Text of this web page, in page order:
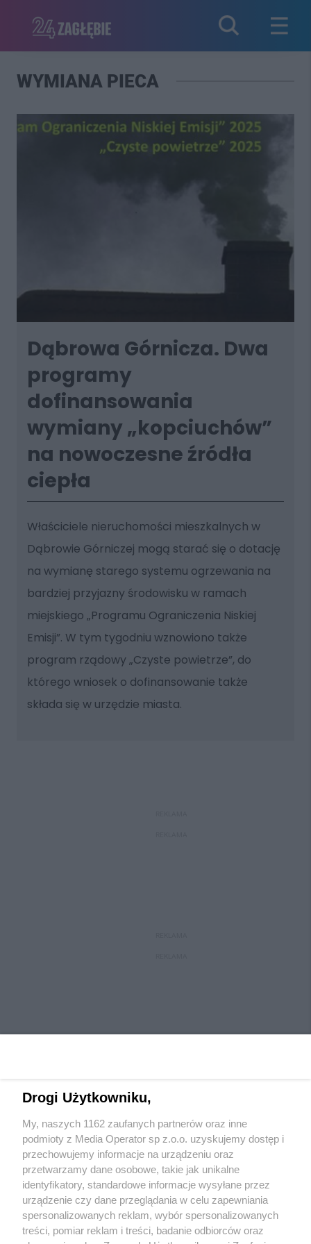
WYMIANA PIECA
Dąbrowa Górnicza. Dwa
programy
dofinansowania
wymiany „kopciuchów”
na nowoczesne źródła
ciepła
Właściciele nieruchomości mieszkalnych w
Dąbrowie Górniczej mogą starać się o dotację
na wymianę starego systemu ogrzewania na
bardziej przyjazny środowisku w ramach
miejskiego „Programu Ograniczenia Niskiej
Emisji”. W tym tygodniu wznowiono także
program rządowy „Czyste powietrze”, do
którego wniosek o dofinansowanie także
składa się w urzędzie miasta.
Wydawca mediówlokalnych
Nie zapomnij
zapoznać się z:
polityką prywatności
Drogi Użytkowniku,
My, naszych 1162 zaufanych partnerów oraz inne
podmioty z Media Operator sp z.o.o. uzyskujemy dostęp i
przechowujemy informacje na urządzeniu oraz
przetwarzamy dane osobowe, takie jak unikalne
identyfikatory, standardowe informacje wysyłane przez
urządzenie czy dane przeglądania w celu zapewniania
spersonalizowanych reklam, wybór spersonalizowanych
treści, pomiar reklam i treści, badanie odbiorców oraz